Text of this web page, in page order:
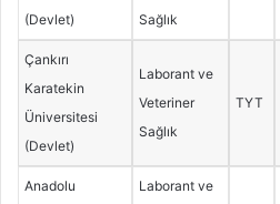
(Devlet)
Sağlık
Çankırı
Karatekin
Üniversitesi
(Devlet)
Laborant ve
Veteriner
Sağlık
TYT
Anadolu
Laborant ve